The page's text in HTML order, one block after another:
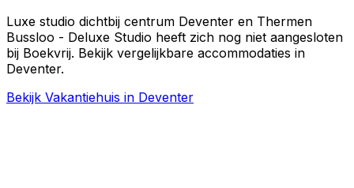
Luxe studio dichtbij centrum Deventer en Thermen
Bussloo - Deluxe Studio heeft zich nog niet aangesloten
bij Boekvrij. Bekijk vergelijkbare accommodaties in
Deventer.
Bekijk Vakantiehuis in Deventer